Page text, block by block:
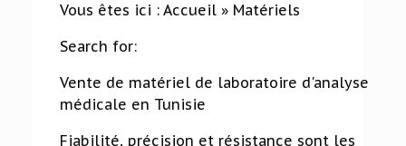
Vous êtes ici : Accueil » Matériels
Search for:
Vente de matériel de laboratoire d'analyse
médicale en Tunisie
Fiabilité, précision et résistance sont les